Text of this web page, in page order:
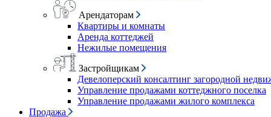
Арендаторам
Квартиры и комнаты
Аренда коттеджей
Нежилые помещения
Застройщикам
Девелоперский консалтинг загородной
Управление продажами коттеджного поселка
Управление продажами жилого комплекса
Продажа